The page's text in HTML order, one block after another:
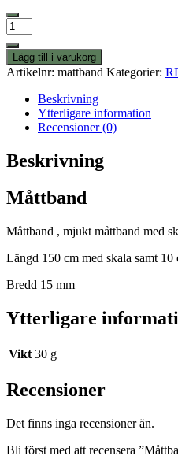
Måttband
mängd
Lägg till i varukorg
Artikelnr: mattband Kategorier:
Beskrivning
Ytterligare information
Recensioner (0)
Beskrivning
Måttband
Måttband , mjukt måttband med
Längd 150 cm med skala samt 10
Bredd 15 mm
Ytterligare
Vikt 30 g
Recensioner
Det finns inga recensioner än.
Bli först med att recensera